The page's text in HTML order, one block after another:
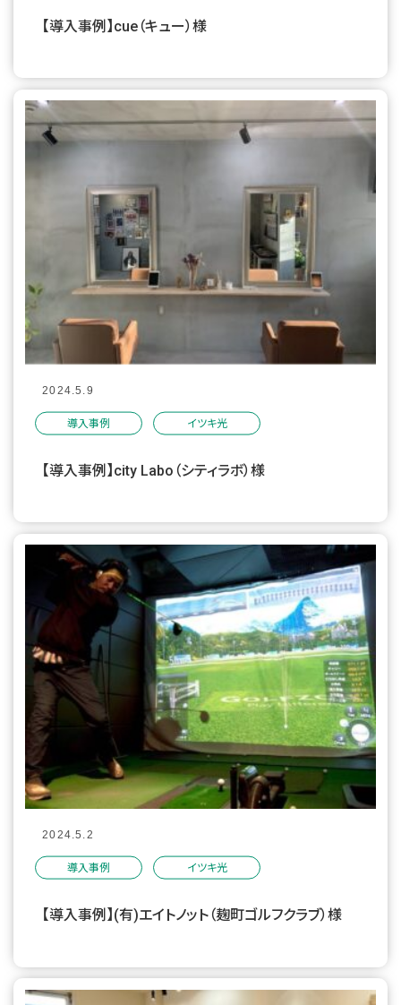
【導入事例】cue（キュー）様
2024.5.9
導入事例 イツキ光
【導入事例】city Labo（シティラボ）様
2024.5.2
導入事例 イツキ光
【導入事例】(有)エイトノット（麹町ゴルフクラブ）様